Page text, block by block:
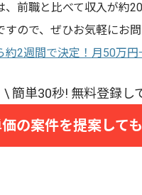
前職と比べて収入が約
すので、ぜひお気軽にお
約2週間で決定！月50万
の案件を提案して